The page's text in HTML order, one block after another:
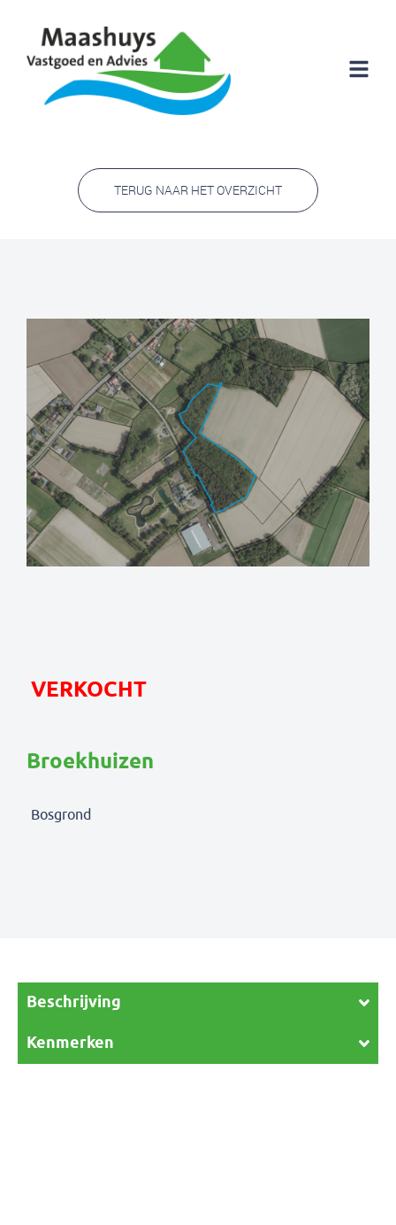
TERUG NAAR HET OVERZICHT
VERKOCHT
Broekhuizen
Bosgrond
Beschrijving
Kenmerken